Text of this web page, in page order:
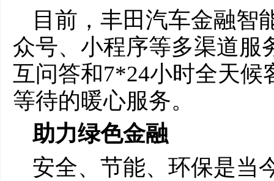
目前，丰田汽车金融智
众号、小程序等多渠道服
互问答和7*24小时全天候
等待的暖心服务。
助力绿色金融
安全、节能、环保是当